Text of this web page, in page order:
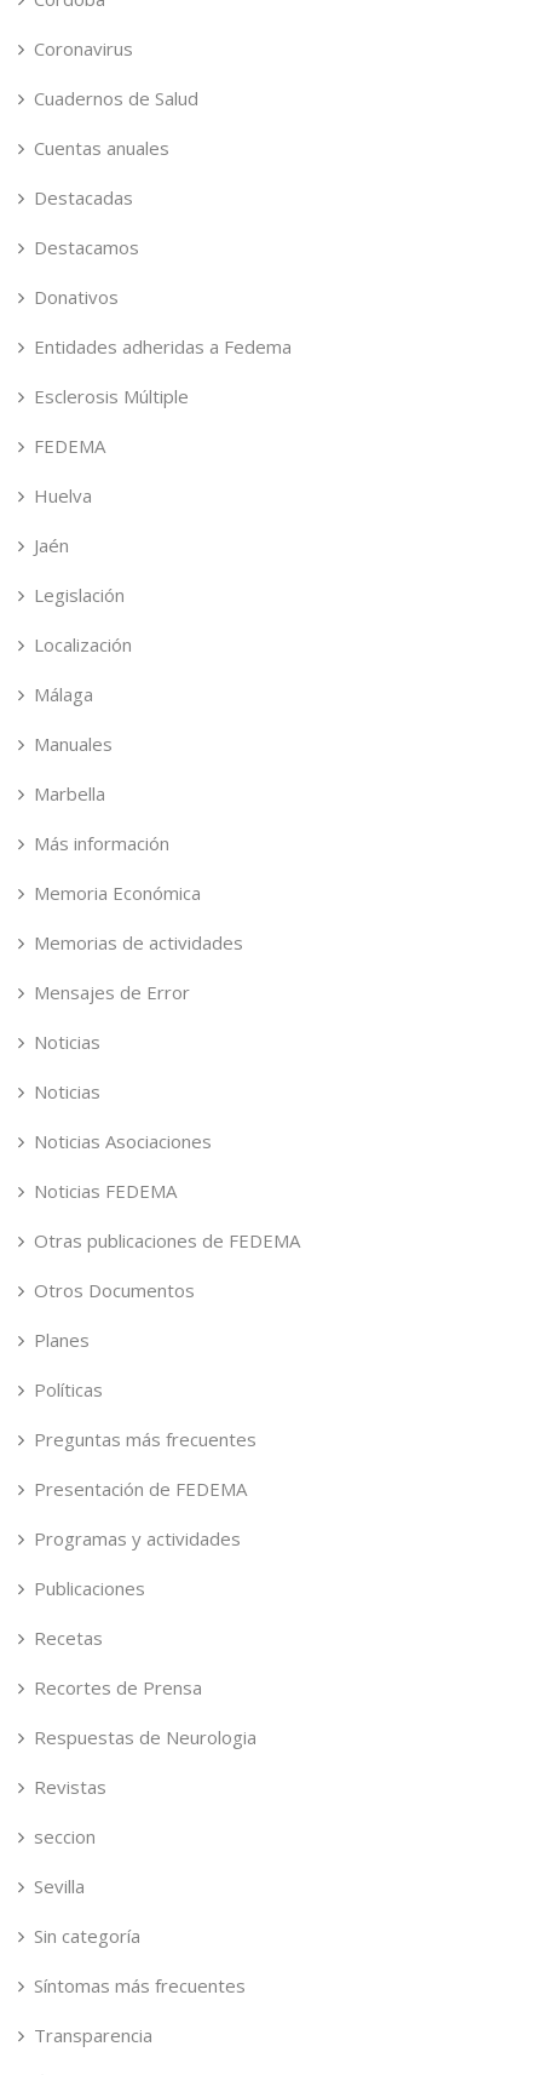
Coronavirus
Cuadernos de Salud
Cuentas anuales
Destacadas
Destacamos
Donativos
Entidades adheridas a Fedema
Esclerosis Múltiple
FEDEMA
Huelva
Jaén
Legislación
Localización
Málaga
Manuales
Marbella
Más información
Memoria Económica
Memorias de actividades
Mensajes de Error
Noticias
Noticias
Noticias Asociaciones
Noticias FEDEMA
Otras publicaciones de FEDEMA
Otros Documentos
Planes
Políticas
Preguntas más frecuentes
Presentación de FEDEMA
Programas y actividades
Publicaciones
Recetas
Recortes de Prensa
Respuestas de Neurologia
Revistas
seccion
Sevilla
Sin categoría
Síntomas más frecuentes
Transparencia